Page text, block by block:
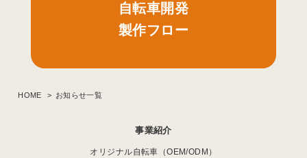
自転車開発
製作フロー
HOME お知らせ一覧
事業紹介
オリジナル自転車（OEM/ODM）